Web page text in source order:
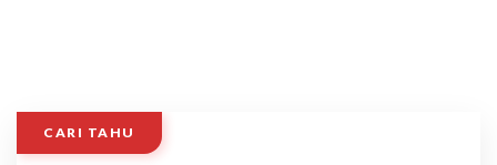
CARI TAHU